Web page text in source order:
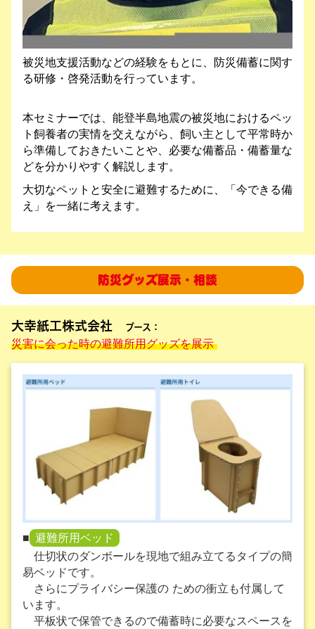
被災地支援活動などの経験をもとに、防災備蓄に関す
る研修・啓発活動を行っています。
本セミナーでは、能登半島地震の被災地におけるペッ
ト飼養者の実情を交えながら、飼い主として平常時か
ら準備しておきたいことや、必要な備蓄品・備蓄量な
どを分かりやすく解説します。
大切なペットと安全に避難するために、「今できる備
え」を一緒に考えます。
防災グッズ展示・相談
大幸紙工株式会社 ブース：
災害に会った時の避難所用グッズを展示
■ 避難所用ベッド
仕切状のダンボールを現地で組み立てるタイプの簡
易ベッドです。
さらにプライバシー保護の ための衝立も付属して
います。
平板状で保管できるので備蓄時に必要なスペースを